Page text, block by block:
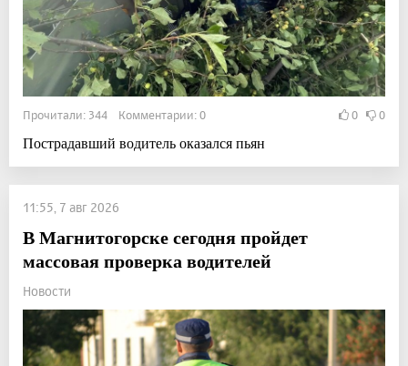
Прочитали: 344 Комментарии: 0 0 0
Пострадавший водитель оказался пьян
11:55, 7 авг 2026
В Магнитогорске сегодня пройдет
массовая проверка водителей
Новости